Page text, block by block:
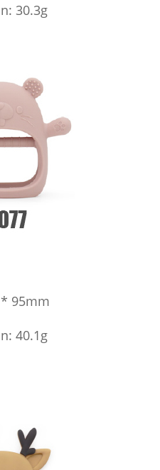
30.3g
95mm
40.1g